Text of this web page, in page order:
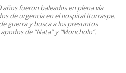
fueron baleados en plena vía
de urgencia en el hospital Iturraspe.
guerra y busca a los presuntos
de “Nata” y “Moncholo”.